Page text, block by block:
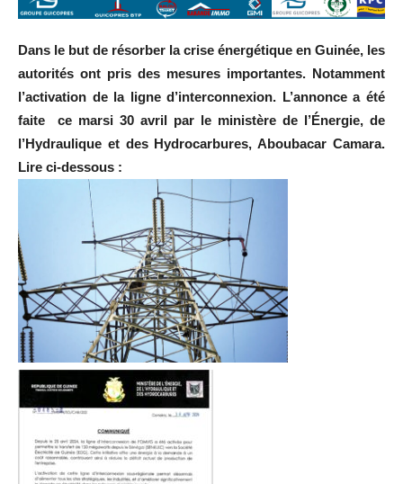
Dans le but de résorber la crise énergétique en Guinée, les
autorités ont pris des mesures importantes. Notamment
l’activation de la ligne d’interconnexion. L’annonce a été
faite ce marsi 30 avril par le ministère de l’Énergie, de
l’Hydraulique et des Hydrocarbures, Aboubacar Camara.
Lire ci-dessous :